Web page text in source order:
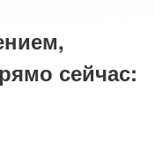
сейчас: